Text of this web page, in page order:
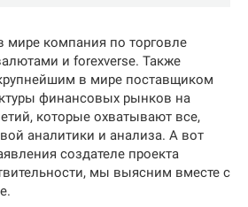
мире компания по торговле
и forexverse. Также
в мире поставщиком
финансовых рынков на
которые охватывают все,
аналитики и анализа. А вот
создателе проекта
мы выясним вместе с